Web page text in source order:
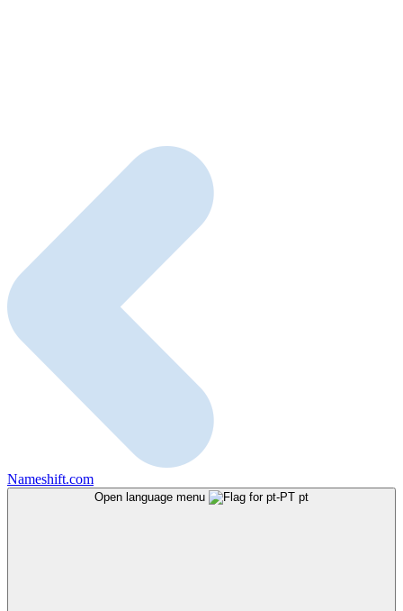
Nameshift.com
Open language menu pt